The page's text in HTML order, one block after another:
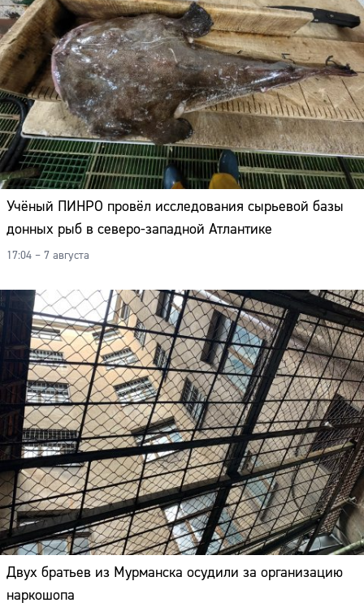
Учёный ПИНРО провёл исследования сырьевой базы
донных рыб в северо-западной Атлантике
17:04 – 7 августа
Двух братьев из Мурманска осудили за организацию
наркошопа
Адрес:
Телефон: